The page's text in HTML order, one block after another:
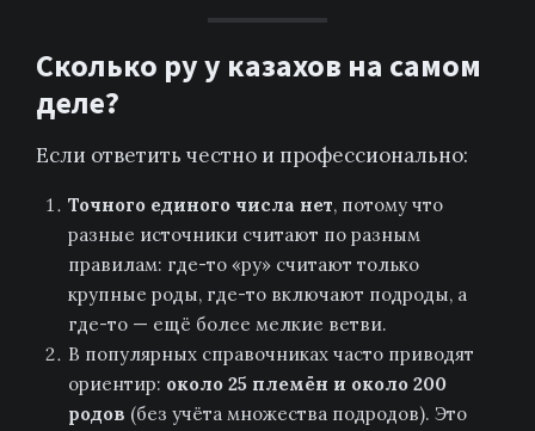
Сколько ру у казахов на самом
деле?
Если ответить честно и профессионально:
Точного единого числа нет, потому что
разные источники считают по разным
правилам: где-то «ру» считают только
крупные роды, где-то включают подроды, а
где-то — ещё более мелкие ветви.
В популярных справочниках часто приводят
ориентир: около 25 племён и около 200
родов (без учёта множества подродов). Это